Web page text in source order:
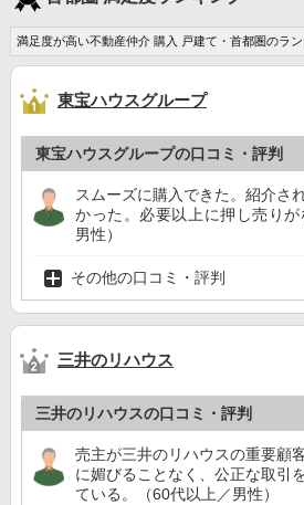
満足度が高い不動産仲介 購入 戸建て・首都圏のラン
東宝ハウスグループ
東宝ハウスグループの口コミ・評判
スムーズに購入できた。紹介さ
かった。必要以上に押し売り
男性）
その他の口コミ・評判
三井のリハウス
三井のリハウスの口コミ・評判
売主が三井のリハウスの重要顧
に媚びることなく、公正な取引
ている。（60代以上／男性）